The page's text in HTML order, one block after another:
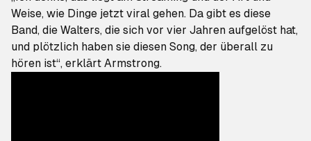
Weise, wie Dinge jetzt viral gehen. Da gibt es diese
Band, die Walters, die sich vor vier Jahren aufgelöst hat,
und plötzlich haben sie diesen Song, der überall zu
hören ist“, erklärt Armstrong.